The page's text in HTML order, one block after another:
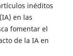
inéditos
en las
fomentar el
de la IA en